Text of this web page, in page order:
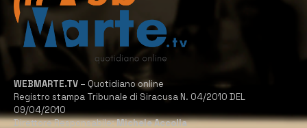
WEBMARTE.TV – Quotidiano online
Registro stampa Tribunale di Siracusa N. 04/2010 DEL
09/04/2010
Direttore Responsabile:Michele Accolla